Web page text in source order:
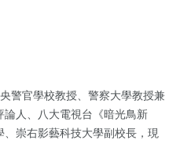
警官學校教授、警察大學教授兼
人、八大電視台《暗光鳥新
崇右影藝科技大學副校長，現